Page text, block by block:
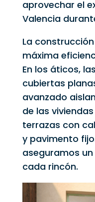
aprovechar el
Valencia
La
máxima
En los áticos,
cubiertas
avanzado
de las
terrazas con
y pavimento
aseguramos
cada rincón.